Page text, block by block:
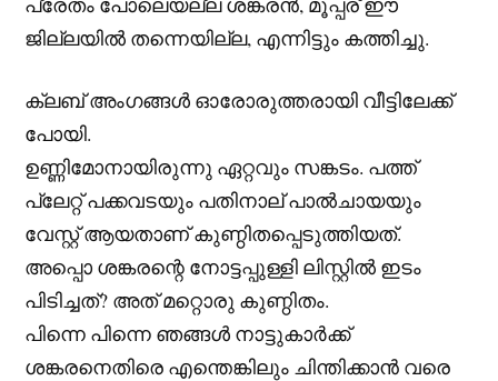
ജില്ലയിൽ തന്നെയില്ല, എന്നിട്ടും കത്തിച്ചു.
ക്ലബ് അംഗങ്ങൾ ഓരോരുത്തരായി വീട്ടിലേക്ക്
പോയി.
ഉണ്ണിമോനായിരുന്നു ഏറ്റവും സങ്കടം. പത്ത്
പ്ലേറ്റ് പക്കവടയും പതിനാല് പാൽചായയും
വേസ്റ്റ് ആയതാണ് കുണ്ഠിതപ്പെടുത്തിയത്.
അപ്പൊ ശങ്കരന്റെ നോട്ടപ്പുള്ളി ലിസ്റ്റിൽ ഇടം
പിടിച്ചത്? അത് മറ്റൊരു കുണ്ഠിതം.
പിന്നെ പിന്നെ ഞങ്ങൾ നാട്ടുകാർക്ക്
ശങ്കരനെതിരെ എന്തെങ്കിലും ചിന്തിക്കാൻ വരെ